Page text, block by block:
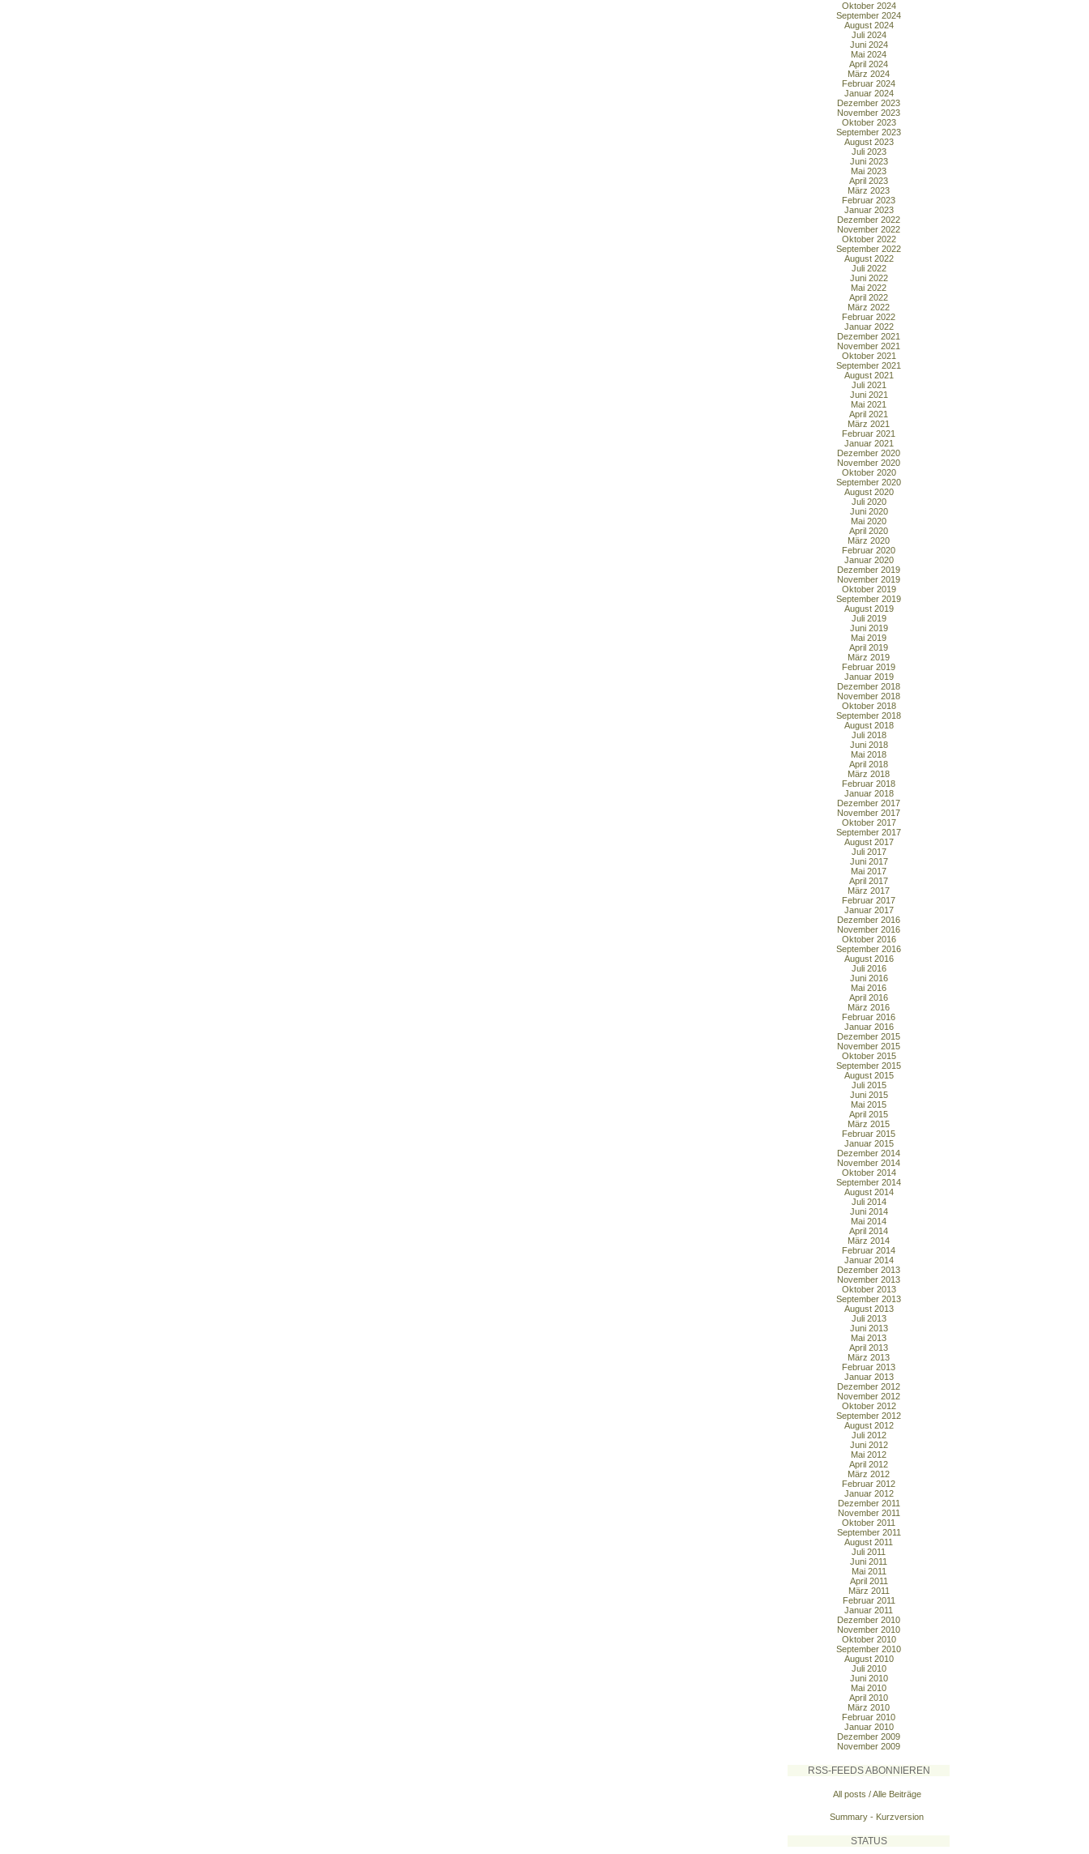
Oktober 2024
September 2024
August 2024
Juli 2024
Juni 2024
Mai 2024
April 2024
März 2024
Februar 2024
Januar 2024
Dezember 2023
November 2023
Oktober 2023
September 2023
August 2023
Juli 2023
Juni 2023
Mai 2023
April 2023
März 2023
Februar 2023
Januar 2023
Dezember 2022
November 2022
Oktober 2022
September 2022
August 2022
Juli 2022
Juni 2022
Mai 2022
April 2022
März 2022
Februar 2022
Januar 2022
Dezember 2021
November 2021
Oktober 2021
September 2021
August 2021
Juli 2021
Juni 2021
Mai 2021
April 2021
März 2021
Februar 2021
Januar 2021
Dezember 2020
November 2020
Oktober 2020
September 2020
August 2020
Juli 2020
Juni 2020
Mai 2020
April 2020
März 2020
Februar 2020
Januar 2020
Dezember 2019
November 2019
Oktober 2019
September 2019
August 2019
Juli 2019
Juni 2019
Mai 2019
April 2019
März 2019
Februar 2019
Januar 2019
Dezember 2018
November 2018
Oktober 2018
September 2018
August 2018
Juli 2018
Juni 2018
Mai 2018
April 2018
März 2018
Februar 2018
Januar 2018
Dezember 2017
November 2017
Oktober 2017
September 2017
August 2017
Juli 2017
Juni 2017
Mai 2017
April 2017
März 2017
Februar 2017
Januar 2017
Dezember 2016
November 2016
Oktober 2016
September 2016
August 2016
Juli 2016
Juni 2016
Mai 2016
April 2016
März 2016
Februar 2016
Januar 2016
Dezember 2015
November 2015
Oktober 2015
September 2015
August 2015
Juli 2015
Juni 2015
Mai 2015
April 2015
März 2015
Februar 2015
Januar 2015
Dezember 2014
November 2014
Oktober 2014
September 2014
August 2014
Juli 2014
Juni 2014
Mai 2014
April 2014
März 2014
Februar 2014
Januar 2014
Dezember 2013
November 2013
Oktober 2013
September 2013
August 2013
Juli 2013
Juni 2013
Mai 2013
April 2013
März 2013
Februar 2013
Januar 2013
Dezember 2012
November 2012
Oktober 2012
September 2012
August 2012
Juli 2012
Juni 2012
Mai 2012
April 2012
März 2012
Februar 2012
Januar 2012
Dezember 2011
November 2011
Oktober 2011
September 2011
August 2011
Juli 2011
Juni 2011
Mai 2011
April 2011
März 2011
Februar 2011
Januar 2011
Dezember 2010
November 2010
Oktober 2010
September 2010
August 2010
Juli 2010
Juni 2010
Mai 2010
April 2010
März 2010
Februar 2010
Januar 2010
Dezember 2009
November 2009
RSS-FEEDS ABONNIEREN
All posts / Alle Beiträge
Summary - Kurzversion
STATUS